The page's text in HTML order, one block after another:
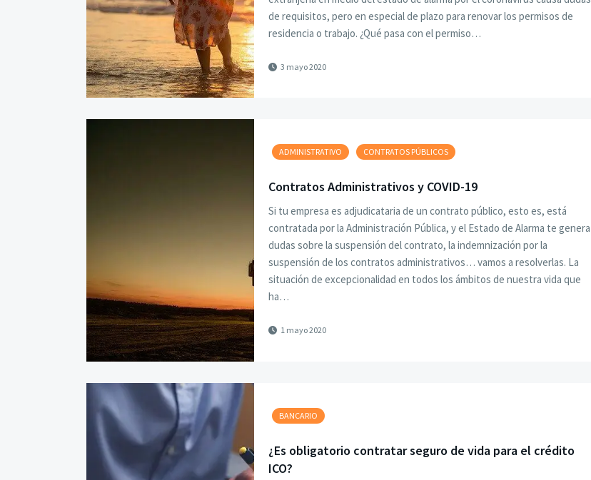
de requisitos, pero en especial de plazo para renovar los permisos de
residencia o trabajo. ¿Qué pasa con el permiso…
3 mayo 2020
ADMINISTRATIVO CONTRATOS PÚBLICOS
Contratos Administrativos y COVID-19
Si tu empresa es adjudicataria de un contrato público, esto es, está
contratada por la Administración Pública, y el Estado de Alarma te genera
dudas sobre la suspensión del contrato, la indemnización por la
suspensión de los contratos administrativos… vamos a resolverlas. La
situación de excepcionalidad en todos los ámbitos de nuestra vida que
ha…
1 mayo 2020
BANCARIO
¿Es obligatorio contratar seguro de vida para el crédito
ICO?